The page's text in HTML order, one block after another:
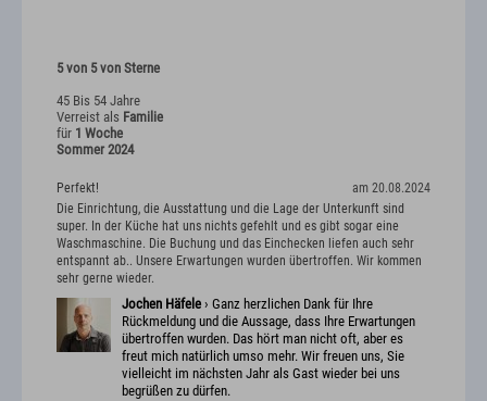
5 von 5 von Sterne
45 Bis 54 Jahre
Verreist als Familie
für 1 Woche
Sommer 2024
am 20.08.2024
Perfekt!
Die Einrichtung, die Ausstattung und die Lage der Unterkunft sind
super. In der Küche hat uns nichts gefehlt und es gibt sogar eine
Waschmaschine. Die Buchung und das Einchecken liefen auch sehr
entspannt ab.. Unsere Erwartungen wurden übertroffen. Wir kommen
sehr gerne wieder.
Jochen Häfele › Ganz herzlichen Dank für Ihre
Rückmeldung und die Aussage, dass Ihre Erwartungen
übertroffen wurden. Das hört man nicht oft, aber es
freut mich natürlich umso mehr. Wir freuen uns, Sie
vielleicht im nächsten Jahr als Gast wieder bei uns
begrüßen zu dürfen.